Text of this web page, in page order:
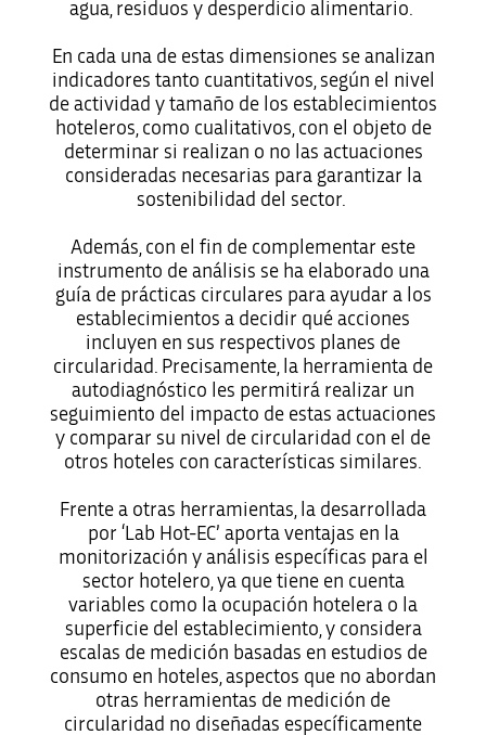
agua, residuos y desperdicio alimentario.
En cada una de estas dimensiones se analizan
indicadores tanto cuantitativos, según el nivel
de actividad y tamaño de los establecimientos
hoteleros, como cualitativos, con el objeto de
determinar si realizan o no las actuaciones
consideradas necesarias para garantizar la
sostenibilidad del sector.
Además, con el fin de complementar este
instrumento de análisis se ha elaborado una
guía de prácticas circulares para ayudar a los
establecimientos a decidir qué acciones
incluyen en sus respectivos planes de
circularidad. Precisamente, la herramienta de
autodiagnóstico les permitirá realizar un
seguimiento del impacto de estas actuaciones
y comparar su nivel de circularidad con el de
otros hoteles con características similares.
Frente a otras herramientas, la desarrollada
por ‘Lab Hot-EC’ aporta ventajas en la
monitorización y análisis específicas para el
sector hotelero, ya que tiene en cuenta
variables como la ocupación hotelera o la
superficie del establecimiento, y considera
escalas de medición basadas en estudios de
consumo en hoteles, aspectos que no abordan
otras herramientas de medición de
circularidad no diseñadas específicamente